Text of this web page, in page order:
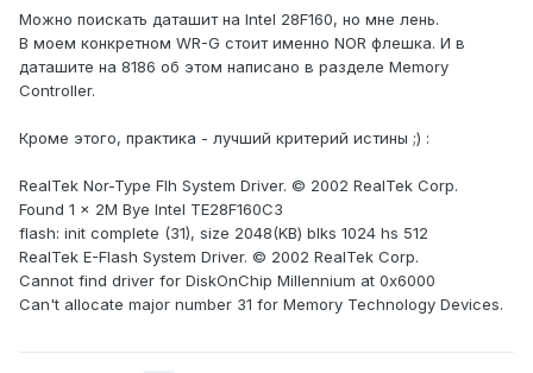
Можно поискать даташит на Intel 28F160, но мне лень.
В моем конкретном WR-G стоит именно NOR флешка. И в
даташите на 8186 об этом написано в разделе Memory
Controller.
Кроме этого, практика - лучший критерий истины ;) :
RealTek Nor-Type Flh System Driver. © 2002 RealTek Corp.
Found 1 x 2M Bye Intel TE28F160C3
flash: init complete (31), size 2048(KB) blks 1024 hs 512
RealTek E-Flash System Driver. © 2002 RealTek Corp.
Cannot find driver for DiskOnChip Millennium at 0x6000
Can't allocate major number 31 for Memory Technology Devices.